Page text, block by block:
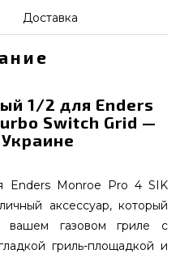
Доставка
1/2 для Enders
Switch Grid —
Enders Monroe Pro 4 SIK
аксессуар, который
вашем газовом гриле с
гриль-площадкой и